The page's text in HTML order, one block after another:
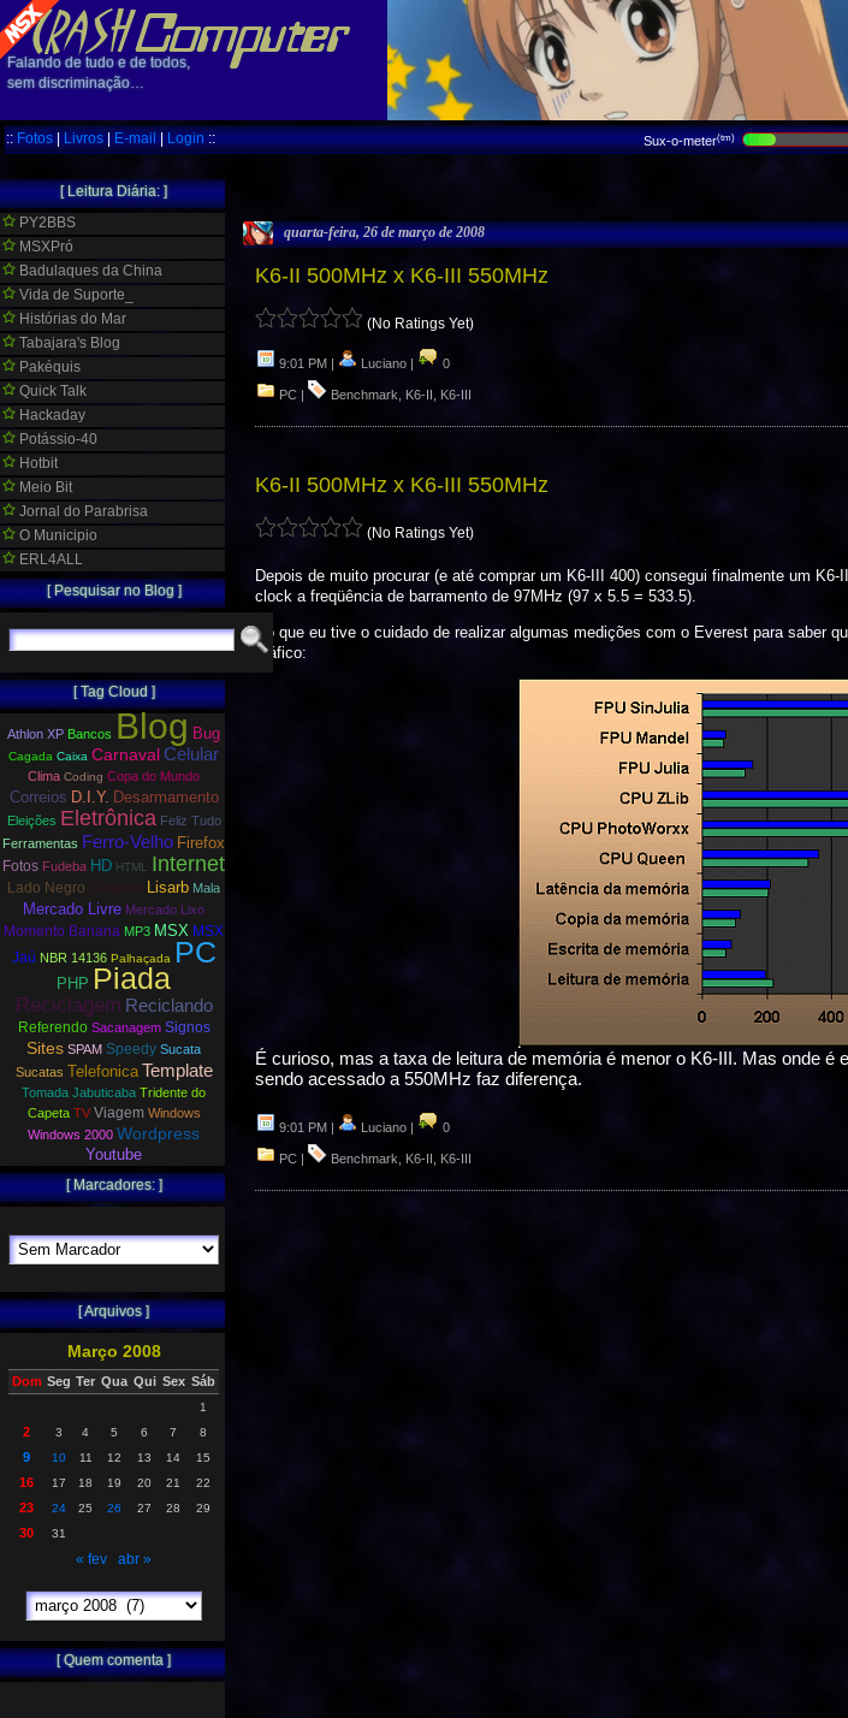
Falando de tudo e de todos,
sem discriminação…
::Fotos|Livros|E-mail|Login:: Sux-o-meter(tm)
quarta-feira, 26 de março de 2008
K6-II 500MHz x K6-III 550MHz
(No Ratings Yet)
9:01 PM | Luciano | 0
PC | Benchmark K6-II K6-III
K6-II 500MHz x K6-III 550MHz
(No Ratings Yet)
Depois de muito procurar (e até comprar um K6-III 400) consegui finalmente um
clock a freqüência de barramento de 97MHz (97 x 5.5 = 533.5).
Só que eu tive o cuidado de realizar algumas medições com o Everest para saber
gráfico:
É curioso, mas a taxa de leitura de memória é menor o K6-III. Mas onde
sendo acessado a 550MHz faz diferença.
9:01 PM | Luciano | 0
PC Benchmark K6-II K6-III
[ Leitura Diária: ]
PY2BBS
MSXPró
Badulaques da China
Vida de Suporte_
Histórias do Mar
Tabajara's Blog
Pakéquis
Quick Talk
Hackaday
Potássio-40
Hotbit
Meio Bit
Jornal do Parabrisa
O Municipio
ERL4ALL
[ Pesquisar no Blog ]
[ Tag Cloud ]
Athlon XP Bancos Blog Bug
Cagada Caixa CarnavalCelular
Clima Coding Copa do Mundo
Correios D.I.Y. Desarmamento
Eleições Eletrônica Feliz Tudo
Ferramentas Ferro-Velho Firefox
Fotos Fudeba HD HTML Internet
Lado Negro Lâmpada Lisarb Mala
Mercado Livre Mercado Lixo
Momento Banana MP3 MSX MSX
Jaú NBR 14136 Palhaçada PC
PHP Piada
Reciclagem Reciclando
Referendo Sacanagem Signos
Sites SPAM Speedy Sucata
Sucatas Telefonica Template
Tomada Jabuticaba Tridente do
Capeta TV Viagem Windows
Windows 2000 Wordpress
Youtube
[ Marcadores: ]
[ Arquivos ]
Março 2008
Dom Seg Ter Qua Qui Sex Sáb
1
2 3 4 5 6 7 8
9 10 11 12 13 14 15
16 17 18 19 20 21 22
23 24 25 26 27 28 29
30 31
« fev abr »
[ Quem comenta ]